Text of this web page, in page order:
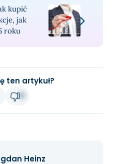
kupić
jak
roku
ten artykuł?
Heinz